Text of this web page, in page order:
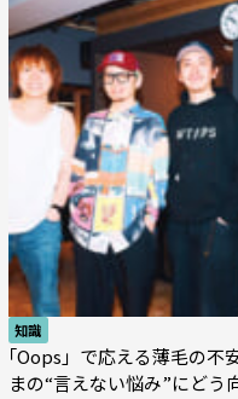
知識
｢Oops」で応える薄毛の
まの“言えない悩み”にどう